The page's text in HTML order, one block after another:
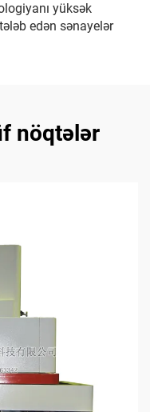
yüksək
edən sənayelər
nöqtələr